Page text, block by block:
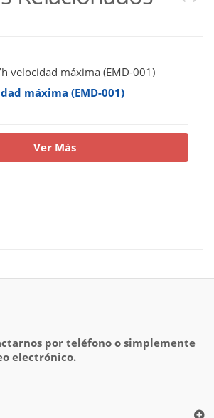
máxima (EMD-001)
Ver Más
por teléfono o simplemente
electrónico.